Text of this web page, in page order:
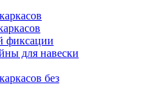
фиксации
для навески
без